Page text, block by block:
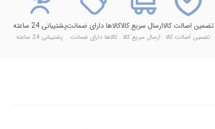
تضمین اصالت کالا
تضمین اصالت کالا
ارسال سریع کالا
ارسال سریع کالا
کالاها دارای ضمانت
کالاها دارای ضمانت
پشتیبانی 24 ساعته
پشتیبانی 24 ساعته